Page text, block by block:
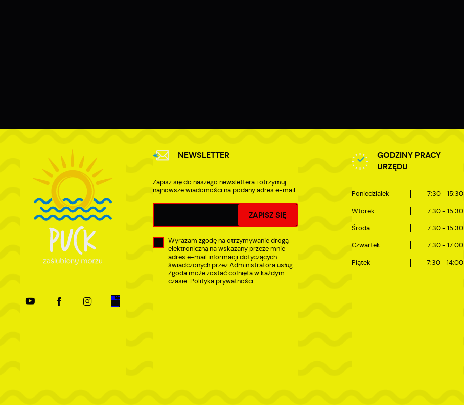
NEWSLETTER
Zapisz się do naszego newslettera i otrzymuj
najnowsze wiadomości na podany adres e-mail
Wyrażam zgodę na otrzymywanie drogą
elektroniczną na wskazany przeze mnie
adres e-mail informacji dotyczących
świadczonych przez Administratora usług.
Zgoda może zostać cofnięta w każdym
czasie. Polityka prywatności
GODZINY PRACY
URZĘDU
Poniedziałek 7:30 - 15:30
Wtorek 7:30 - 15:30
Środa 7:30 - 15:30
Czwartek 7:30 - 17:00
Piątek 7:30 - 14:00
podstawie analizy Twoich upodobań oraz Twoich zwyczajów dotyczących przeglądanej
witryny internetowej. Treści promocyjne mogą pojawić się na stronach podmiotów
trzecich lub firm będących naszymi partnerami oraz innych dostawców usług. Firmy
wiadomości, ofert, komunikatów mediów społecznościowych.